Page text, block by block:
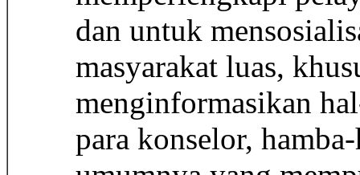
dan untuk
masyarakat luas,
menginformasikan
para konselor,